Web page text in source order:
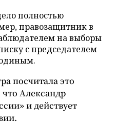
полностью
правозащитник в
на выборы
с председателем
посчитала это
что Александр
и действует